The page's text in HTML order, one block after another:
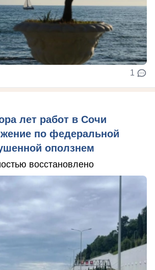
1
лет работ в Сочи
по федеральной
оползнем
восстановлено